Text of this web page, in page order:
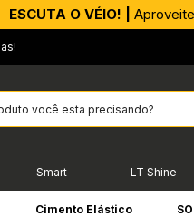
ESCUTA O VÉIO! |
Smart LT Shine
Cimento Elástico